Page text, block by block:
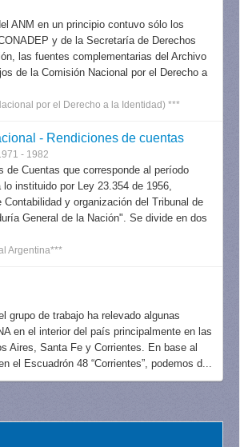
ANM en un principio contuvo sólo los
y de la Secretaría de Derechos
las fuentes complementarias del Archivo
de la Comisión Nacional por el Derecho a
por el Derecho a la Identidad) ***
- Rendiciones de cuentas
- 1982
de Cuentas que corresponde al período
lo instituido por Ley 23.354 de 1956,
Contabilidad y organización del Tribunal de
General de la Nación". Se divide en dos
Argentina***
grupo de trabajo ha relevado algunas
en el interior del país principalmente en las
Aires, Santa Fe y Corrientes. En base al
el Escuadrón 48 “Corrientes”, podemos d...